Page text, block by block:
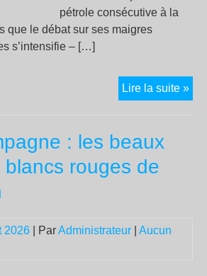
pétrole consécutive à la
que le débat sur ses maigres
s’intensifie – […]
Lire la suite »
: les beaux
rouges de
2026 | ParAdministrateur
Aucun